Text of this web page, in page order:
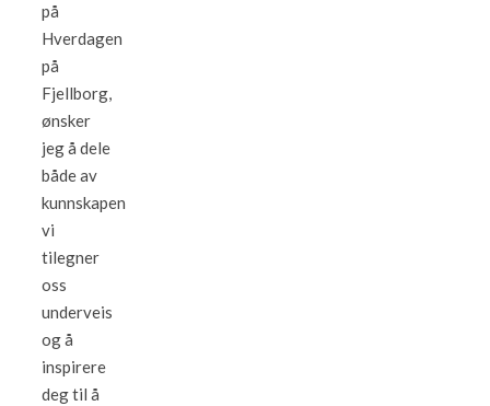
på
Hverdagen
på
Fjellborg,
ønsker
jeg å dele
både av
kunnskapen
vi
tilegner
oss
underveis
og å
inspirere
deg til å